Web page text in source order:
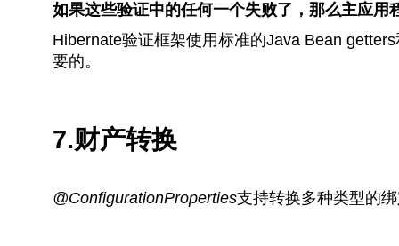
如果这些验证中的任何一个失败了，那么主应用
Hibernate验证框架使用标准的Java Bean
要的。
7.财产转换
@ConfigurationProperties支持转换多种类型的